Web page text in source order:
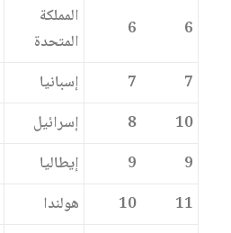
6
6
المملكة
المتحدة
7
7 إسبانيا
10
8 إسرائيل
9
9 إيطاليا
11
10 هولندا